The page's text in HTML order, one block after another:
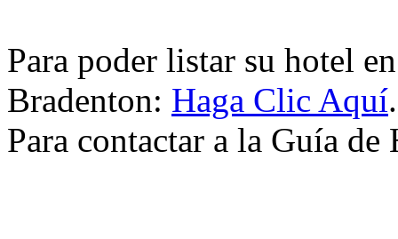
Para poder listar su hotel
Bradenton: Haga Clic Aquí.
Para contactar a la Guía